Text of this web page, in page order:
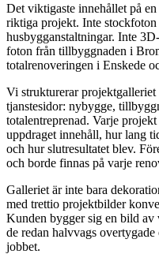
Det viktigaste innehållet på
riktiga projekt. Inte stockfoton
husbygganstaltningar. Inte
foton från tillbyggnaden i
totalrenoveringen i Enskede
Vi strukturerar
tjanstesidor: nybygge,
totalentreprenad. Varje
uppdraget innehåll, hur lang
och hur slutresultatet blev.
och borde finnas på varje
Galleriet är inte bara
med trettio projektbilder
Kunden bygger sig en bild
de redan halvvags
jobbet.